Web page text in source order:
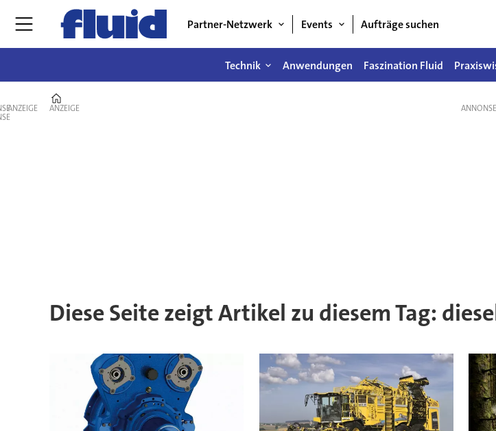
Partner-Netzwerk Events Aufträge suchen
Technik Anwendungen Faszination Fluid
ANZEIGE ANZEIGE
Diese Seite zeigt Artikel zu diesem Tag: